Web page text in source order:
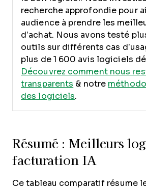
recherche approfondie pour
audience à prendre les
d’achat. Nous avons testé
outils sur différents cas
plus de 1 600 avis logiciels
Découvrez comment nous
transparents & notre
des logiciels.
Résumé : Meilleurs
facturation IA
Ce tableau comparatif résume